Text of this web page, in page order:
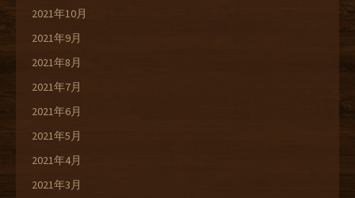
2021年10月
2021年9月
2021年8月
2021年7月
2021年6月
2021年5月
2021年4月
2021年3月